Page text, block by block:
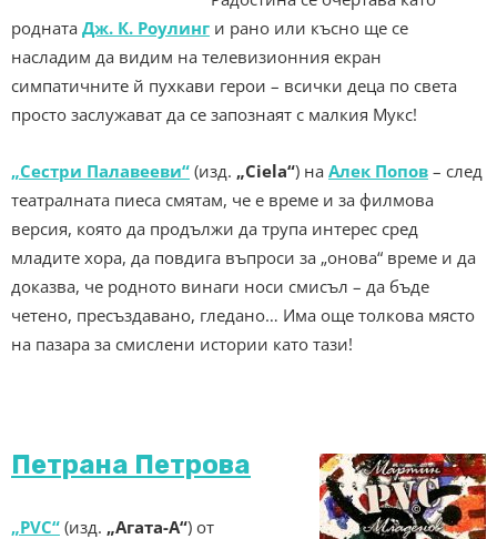
родната Дж. К. Роулинг и рано или късно ще се
насладим да видим на телевизионния екран
симпатичните й пухкави герои – всички деца по света
просто заслужават да се запознаят с малкия Мукс!
„Сестри Палавееви“ (изд. „Ciela“) на Алек Попов – след
театралната пиеса смятам, че е време и за филмова
версия, която да продължи да трупа интерес сред
младите хора, да повдига въпроси за „онова“ време и да
доказва, че родното винаги носи смисъл – да бъде
четено, пресъздавано, гледано… Има още толкова място
на пазара за смислени истории като тази!
Петрана Петрова
„PVC“ (изд. „Агата-А“) от